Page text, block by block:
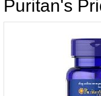
Puritan's